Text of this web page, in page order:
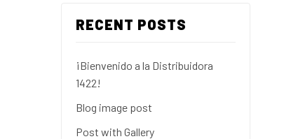
RECENT POSTS
¡Bienvenido a la Distribuidora
1422!
Blog image post
Post with Gallery